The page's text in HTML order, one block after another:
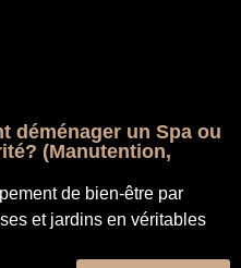
déménager un Spa ou
(Manutention,
de bien-être par
et jardins en véritables